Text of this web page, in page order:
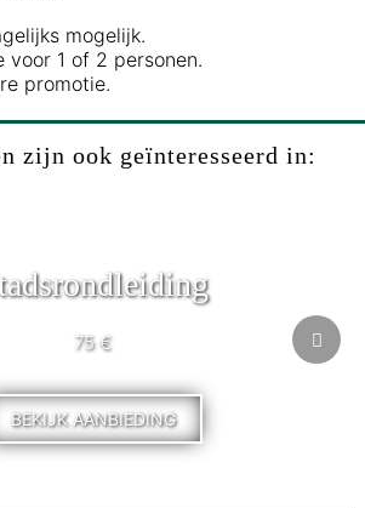
mogelijk.
voor 1 of 2 personen.
promotie.
zijn ook geïnteresseerd in:
75 €
BEKIJK AANBIEDING